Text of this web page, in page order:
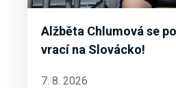
Alžběta Chlumová se
vrací na Slovácko!
7. 8. 2026